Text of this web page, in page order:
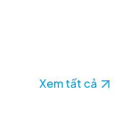
Xem tất cả